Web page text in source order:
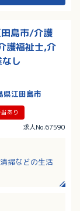
島市/介護
護福祉士,介
し
県江田島市
あり
求人No.67590
掃などの生活